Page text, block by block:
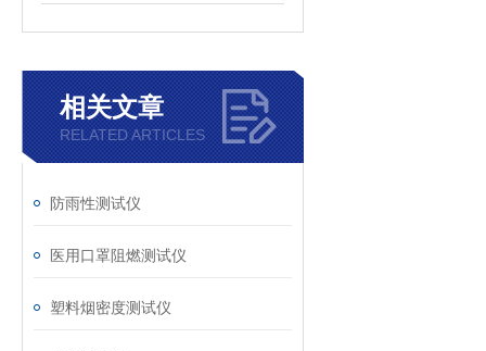
相关文章
RELATED ARTICLES
防雨性测试仪
医用口罩阻燃测试仪
塑料烟密度测试仪